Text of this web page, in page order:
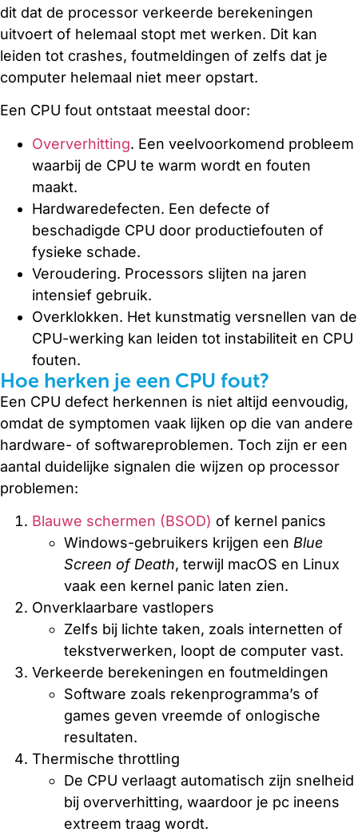
dit dat de processor verkeerde berekeningen
uitvoert of helemaal stopt met werken. Dit kan
leiden tot crashes, foutmeldingen of zelfs dat je
computer helemaal niet meer opstart.
Een CPU fout ontstaat meestal door:
Oververhitting. Een veelvoorkomend probleem
waarbij de CPU te warm wordt en fouten
maakt.
Hardwaredefecten. Een defecte of
beschadigde CPU door productiefouten of
fysieke schade.
Veroudering. Processors slijten na jaren
intensief gebruik.
Overklokken. Het kunstmatig versnellen van de
CPU-werking kan leiden tot instabiliteit en CPU
fouten.
Hoe herken je een CPU fout?
Een CPU defect herkennen is niet altijd eenvoudig,
omdat de symptomen vaak lijken op die van andere
hardware- of softwareproblemen. Toch zijn er een
aantal duidelijke signalen die wijzen op processor
problemen:
Blauwe schermen (BSOD) of kernel panics
Windows-gebruikers krijgen een Blue
Screen of Death, terwijl macOS en Linux
vaak een kernel panic laten zien.
Onverklaarbare vastlopers
Zelfs bij lichte taken, zoals internetten of
tekstverwerken, loopt de computer vast.
Verkeerde berekeningen en foutmeldingen
Software zoals rekenprogramma’s of
games geven vreemde of onlogische
resultaten.
Thermische throttling
De CPU verlaagt automatisch zijn snelheid
bij oververhitting, waardoor je pc ineens
extreem traag wordt.